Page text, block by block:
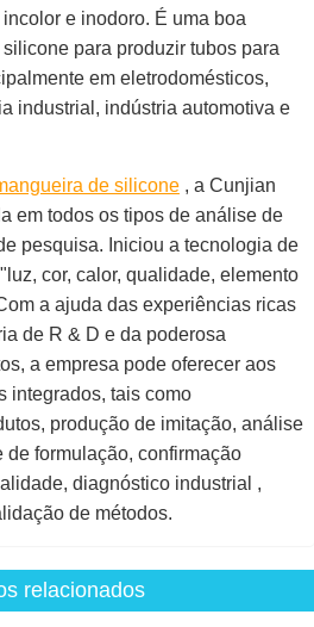
e inodoro. É uma boa
siliconepara produzir tubos para
em eletrodomésticos,
industrial, indústria automotiva e
de silicone, a Cunjian
em todos os tipos de análise de
pesquisa. Iniciou a tecnologia de
"luz, cor, calor, qualidade, elemento
a ajuda dasexperiências ricas
deR & D e da poderosa
a empresa pode oferecer aos
integrados, tais como
produção de imitação, análise
formulação, confirmação
diagnóstico industrial ,
de métodos.
relacionados